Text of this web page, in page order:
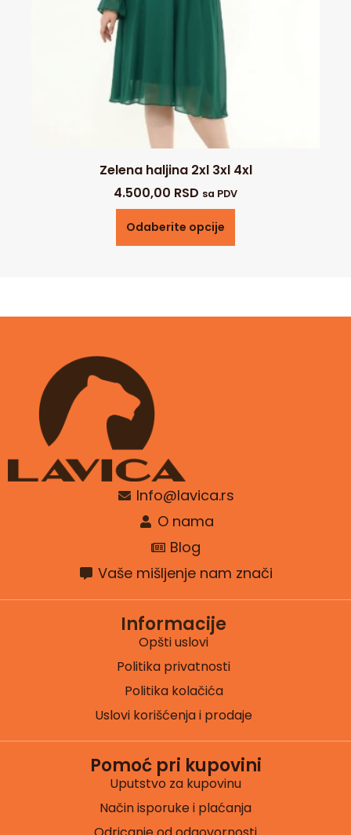
Zelena haljina 2xl 3xl 4xl
4.500,00 RSD sa PDV
Odaberite opcije
Info@lavica.rs
O nama
Blog
Vaše mišljenje nam znači
Informacije
Opšti uslovi
Politika privatnosti
Politika kolačića
Uslovi korišćenja i prodaje
Pomoć pri kupovini
Uputstvo za kupovinu
Način isporuke i plaćanja